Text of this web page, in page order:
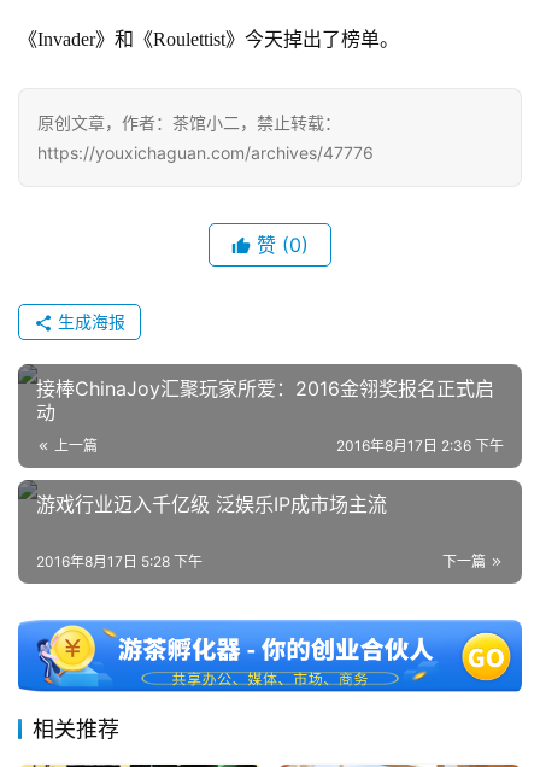
海
站
中
国
《Invader》和《Roulettist》今天掉出了榜单。
原创文章，作者：茶馆小二，禁止转载：
https://youxichaguan.com/archives/47776
赞 (0)
生成海报
接棒ChinaJoy汇聚玩家所爱：2016金翎奖报名正式启
动
上一篇 2016年8月17日 2:36 下午
游戏行业迈入千亿级 泛娱乐IP成市场主流
下一篇
2016年8月17日 5:28 下午
相关推荐